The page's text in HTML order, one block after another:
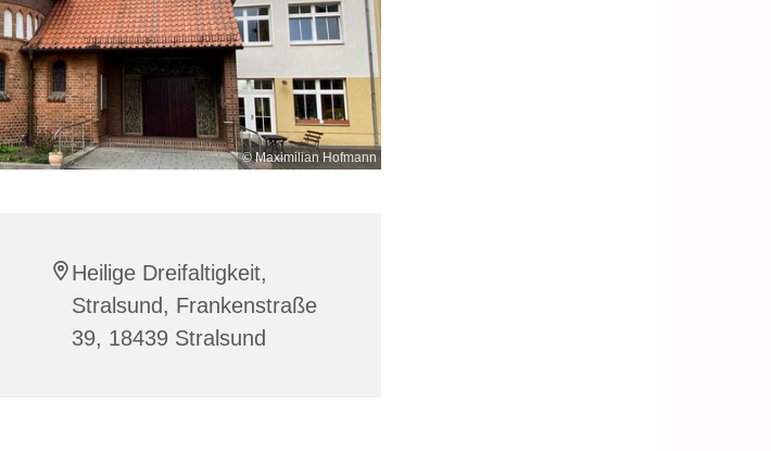
© Maximilian Hofmann
Heilige Dreifaltigkeit,
Stralsund, Frankenstraße
39, 18439 Stralsund